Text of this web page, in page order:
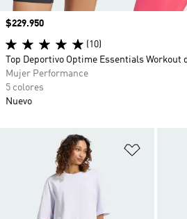
Añadir
Precio
$229.950
(10)
Top Deportivo Optime Essentials Workout
Mujer Performance
5 colores
Nuevo